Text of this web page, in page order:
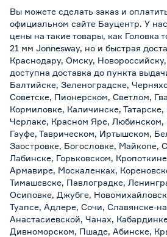
Вы можете сделать заказ и
официальном сайте Бауцентр. У
цены на такие товары, как Головка
21 мм Jonnesway, но и быстрая
Краснодару, Омску,
доступна доставка до пункта
Балтийске, Зеленоградске,
Советске, Пионерском, Светлом,
Кормиловке, Каличинске,
Черлаке, Красном Яре, Любинском,
Гауфе, Таврическом, Иртышском,
Заостровке, Богословке, Майкопе,
Лабинске, Горьковском,
Армавире, Москаленках,
Тимашевске, Павлоградке,
Осиповке, Джубге,
Туапсе, Адлере, Сочи, Славянске-
Анастасиевской, Чанах,
Дивноморском, Пшаде, Абинске,